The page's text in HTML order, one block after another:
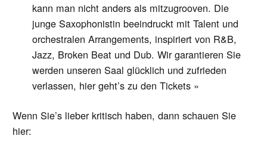
kann man nicht anders als mitzugrooven. Die
junge Saxophonistin beeindruckt mit Talent und
orchestralen Arrangements, inspiriert von R&B,
Jazz, Broken Beat und Dub. Wir garantieren Sie
werden unseren Saal glücklich und zufrieden
verlassen, hier geht’s zu den Tickets »
Wenn Sie’s lieber kritisch haben, dann schauen Sie
hier: